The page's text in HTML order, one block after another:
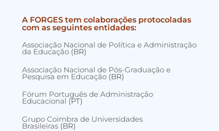
A FORGES tem colaborações protocoladas
com as seguintes entidades:
Associação Nacional de Política e Administração
da Educação (BR)
Associação Nacional de Pós-Graduação e
Pesquisa em Educação (BR)
Fórum Português de Administração
Educacional (PT)
Grupo Coimbra de Universidades
Brasileiras (BR)